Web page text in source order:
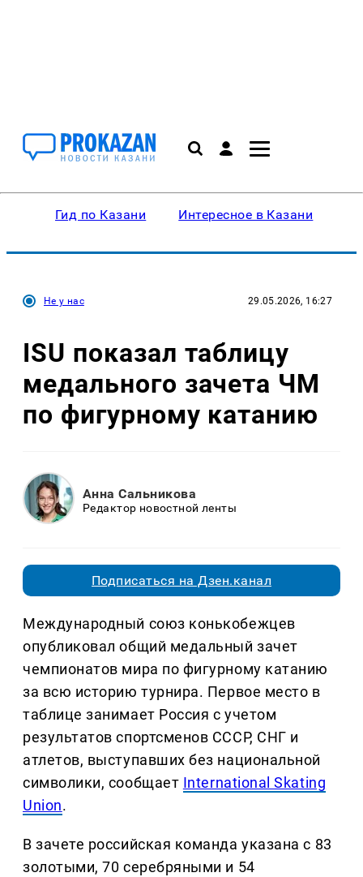
Гид по Казани Интересное в Казани
Не у нас 29.05.2026, 16:27
ISU показал таблицу
медального зачета ЧМ
по фигурному катанию
Анна Сальникова
Редактор новостной ленты
Подписаться на Дзен.канал
Международный союз конькобежцев
опубликовал общий медальный зачет
чемпионатов мира по фигурному катанию
за всю историю турнира. Первое место в
таблице занимает Россия с учетом
результатов спортсменов СССР, СНГ и
атлетов, выступавших без национальной
символики, сообщает International Skating
Union.
В зачете российская команда указана с 83
золотыми, 70 серебряными и 54